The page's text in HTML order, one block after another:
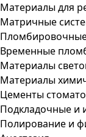
Материалы для
Матричные
Временные
Материалы
Материалы
Цементы
Подкладочные и
Полирование и